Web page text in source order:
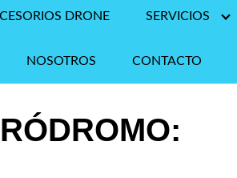
DRONE SERVICIOS
NOSOTROS CONTACTO